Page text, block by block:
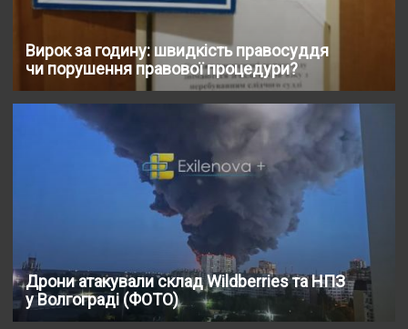
Вирок за годину: швидкість правосуддя
чи порушення правової процедури?
Дрони атакували склад Wildberries та НПЗ
у Волгограді (ФОТО)